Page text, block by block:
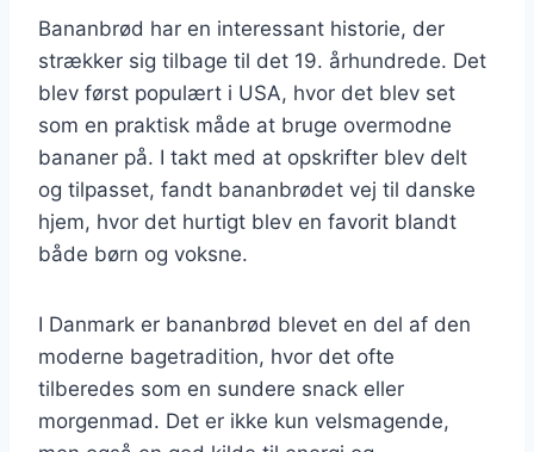
Bananbrød har en interessant historie, der
strækker sig tilbage til det 19. århundrede. Det
blev først populært i USA, hvor det blev set
som en praktisk måde at bruge overmodne
bananer på. I takt med at opskrifter blev delt
og tilpasset, fandt bananbrødet vej til danske
hjem, hvor det hurtigt blev en favorit blandt
både børn og voksne.
I Danmark er bananbrød blevet en del af den
moderne bagetradition, hvor det ofte
tilberedes som en sundere snack eller
morgenmad. Det er ikke kun velsmagende,